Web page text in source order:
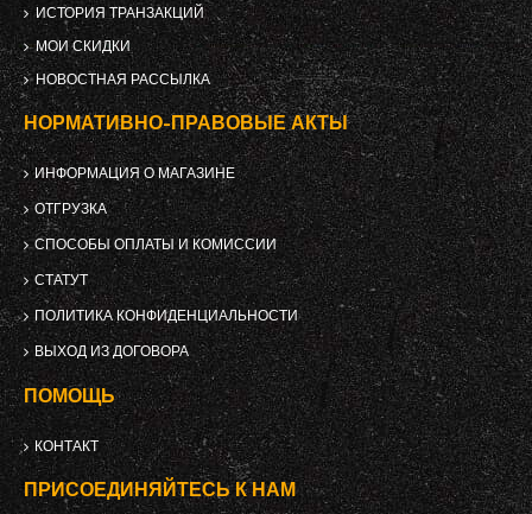
ИСТОРИЯ ТРАНЗАКЦИЙ
МОИ СКИДКИ
НОВОСТНАЯ РАССЫЛКА
НОРМАТИВНО-ПРАВОВЫЕ АКТЫ
ИНФОРМАЦИЯ О МАГАЗИНЕ
ОТГРУЗКА
СПОСОБЫ ОПЛАТЫ И КОМИССИИ
СТАТУТ
ПОЛИТИКА КОНФИДЕНЦИАЛЬНОСТИ
ВЫХОД ИЗ ДОГОВОРА
ПОМОЩЬ
КОНТАКТ
ПРИСОЕДИНЯЙТЕСЬ К НАМ